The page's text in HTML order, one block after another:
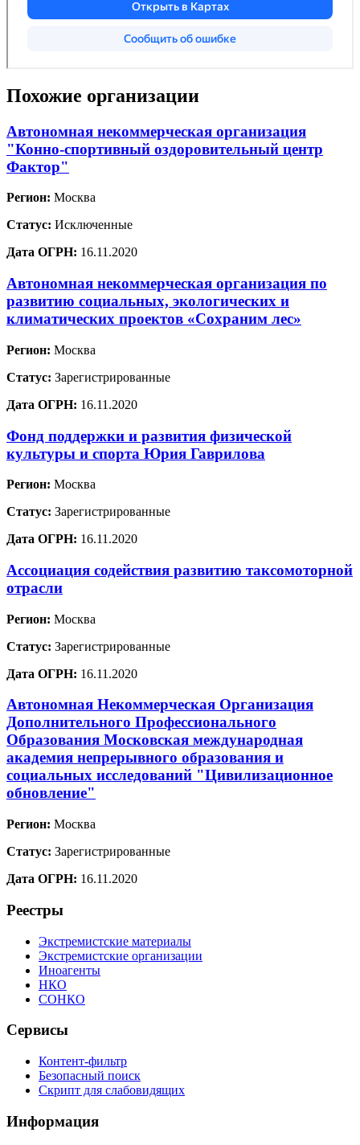
Похожие организации
Автономная некоммерческая организация
"Конно-спортивный оздоровительный центр
Фактор"
Регион: Москва
Статус: Исключенные
Дата ОГРН: 16.11.2020
Автономная некоммерческая организация по
развитию социальных, экологических и
климатических проектов «Сохраним лес»
Регион: Москва
Статус: Зарегистрированные
Дата ОГРН: 16.11.2020
Фонд поддержки и развития физической
культуры и спорта Юрия Гаврилова
Регион: Москва
Статус: Зарегистрированные
Дата ОГРН: 16.11.2020
Ассоциация содействия развитию таксомоторной
отрасли
Регион: Москва
Статус: Зарегистрированные
Дата ОГРН: 16.11.2020
Автономная Некоммерческая Организация
Дополнительного Профессионального
Образования Московская международная
академия непрерывного образования и
социальных исследований "Цивилизационное
обновление"
Регион: Москва
Статус: Зарегистрированные
Дата ОГРН: 16.11.2020
Реестры
Экстремистские материалы
Экстремистские организации
Иноагенты
НКО
СОНКО
Сервисы
Контент-фильтр
Безопасный поиск
Скрипт для слабовидящих
Информация